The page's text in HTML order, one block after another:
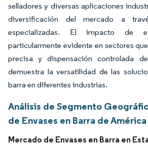
selladores y diversas aplicaciones
diversificación del mercado a
especializadas. El impacto de
particularmente evidente en sectores
precisa y dispensación controlada
demuestra la versatilidad de las
barra en diferentes industrias.
Análisis de Segmento
de Envases en Barra de
Mercado de Envases en Barra en